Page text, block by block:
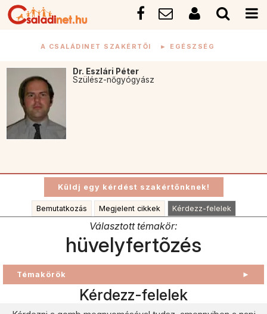
A CSALÁDINET SZAKÉRTŐI ► EGÉSZSÉG
Dr. Eszlári Péter
Szülész-nőgyógyász
Bemutatkozás Megjelent cikkek Kérdezz-felelek
Választott témakör:
hüvelyfertõzés
Témakörök ►
Kérdezz-felelek